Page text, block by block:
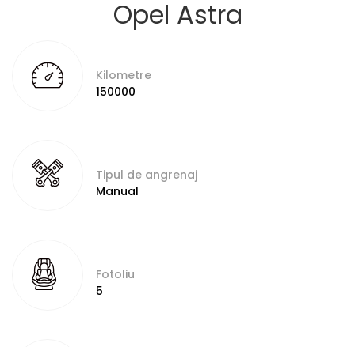
Opel Astra
Kilometre
150000
Tipul de angrenaj
Manual
Fotoliu
5